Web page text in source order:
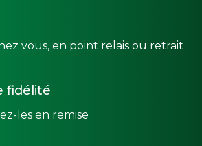
vous, en point relais ou retrait
fidélité
les en remise